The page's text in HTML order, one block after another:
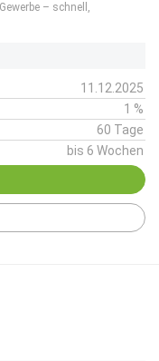
– schnell,
11.12.2025
1 %
60 Tage
bis 6 Wochen